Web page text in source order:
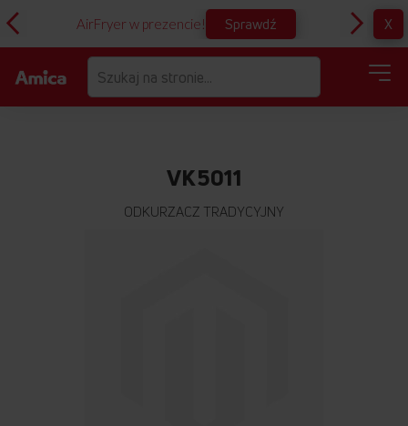
AirFryer w prezencie! Sprawdź X
VK5011
ODKURZACZ TRADYCYJNY